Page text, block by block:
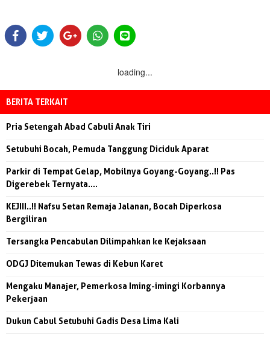
loading...
BERITA TERKAIT
Pria Setengah Abad Cabuli Anak Tiri
Setubuhi Bocah, Pemuda Tanggung Diciduk Aparat
Parkir di Tempat Gelap, Mobilnya Goyang-Goyang..!! Pas
Digerebek Ternyata....
KEJIII..!! Nafsu Setan Remaja Jalanan, Bocah Diperkosa
Bergiliran
Tersangka Pencabulan Dilimpahkan ke Kejaksaan
ODGJ Ditemukan Tewas di Kebun Karet
Mengaku Manajer, Pemerkosa Iming-imingi Korbannya
Pekerjaan
Dukun Cabul Setubuhi Gadis Desa Lima Kali